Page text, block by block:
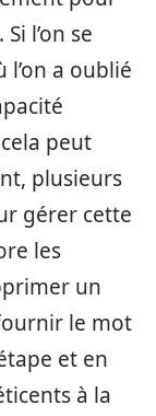
l’on se
a oublié
peut
plusieurs
gérer cette
les
un
le mot
et en
à la